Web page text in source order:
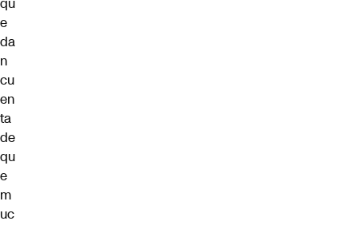
e
da
n
cu
en
ta
de
qu
e
m
uc